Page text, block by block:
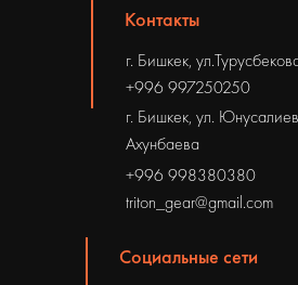
Контакты
г. Бишкек,
г. Бишкек, ул.
Ахунбаева
+996 998380380
triton_gear@gmail.com
+996 997250250
Социальные сети